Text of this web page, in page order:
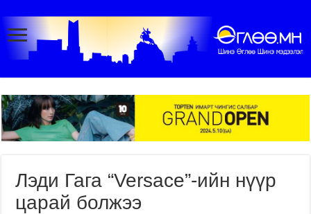
Лэди Гага “Versace”-ийн нүүр
царай болжээ